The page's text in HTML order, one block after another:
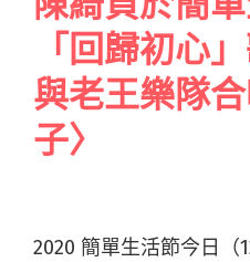
「回歸初心
與老王樂隊
子〉
2020 簡單生活節今日（